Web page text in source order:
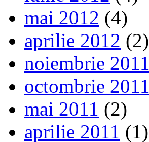
mai 2012 (4)
aprilie 2012 (2)
noiembrie 2011
octombrie 2011
mai 2011 (2)
aprilie 2011 (1)